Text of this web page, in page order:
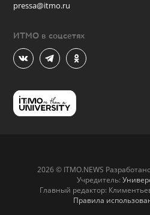
pressa@itmo.ru
ИТМО в соцсетях
2026 © ITMO.NEWS
Учредитель:
Главный редактор:
Правила